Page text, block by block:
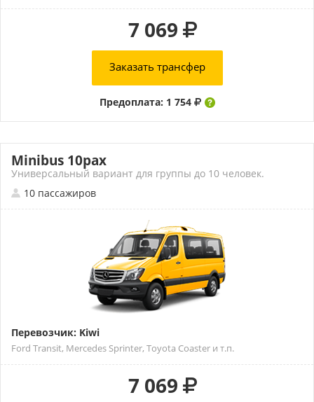
7 069
Заказать трансфер
Предоплата: 1 754
Minibus 10pax
Универсальный вариант для группы до 10 человек.
10 пассажиров
Перевозчик: Kiwi
Ford Transit, Mercedes Sprinter, Toyota Coaster и т.п.
7 069